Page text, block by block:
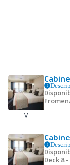
V
Deck 8